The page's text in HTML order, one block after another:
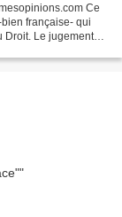
Ce
française- qui
Droit. Le jugement